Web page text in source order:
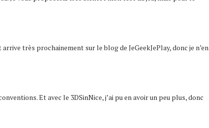
très prochainement sur le blog de JeGeekJePlay, donc je n’en
Et avec le 3DSinNice, j’ai pu en avoir un peu plus, donc